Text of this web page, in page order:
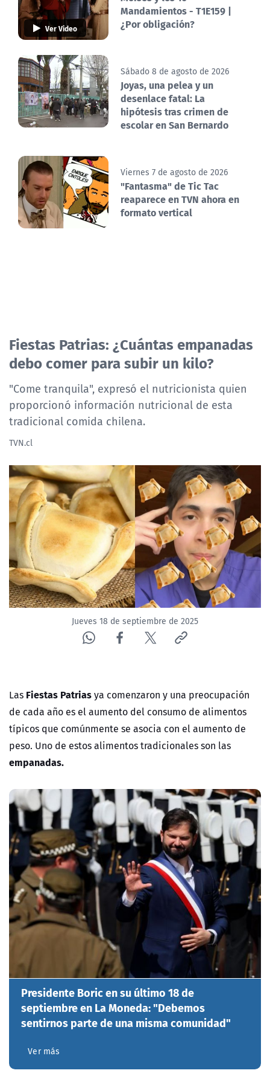
Ver Video
Mandamientos - T1E159 |
¿Por obligación?
Sábado 8 de agosto de 2026
Joyas, una pelea y un
desenlace fatal: La
hipótesis tras crimen de
escolar en San Bernardo
Viernes 7 de agosto de 2026
"Fantasma" de Tic Tac
reaparece en TVN ahora en
formato vertical
Fiestas Patrias: ¿Cuántas empanadas
debo comer para subir un kilo?
"Come tranquila", expresó el nutricionista quien
proporcionó información nutricional de esta
tradicional comida chilena.
TVN.cl
Jueves 18 de septiembre de 2025
Las Fiestas Patriasya comenzaron y una preocupación
de cada año es el aumento del consumo de alimentos
típicos que comúnmente se asocia con el aumento de
peso. Uno de estos alimentos tradicionales son las
empanadas.
Presidente Boric en su último 18 de
septiembre en La Moneda: "Debemos
sentirnos parte de una misma comunidad"
Ver más